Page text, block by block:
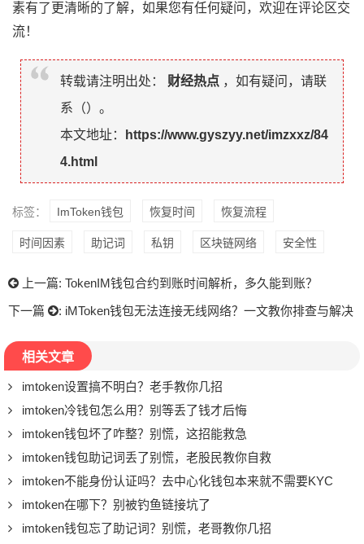
素有了更清晰的了解，如果您有任何疑问，欢迎在评论区交
流！
转载请注明出处： 财经热点 ，如有疑问，请联
系（）。
本文地址：
https://www.gyszyy.net/imzxxz/84
4.html
标签： ImToken钱包 恢复时间 恢复流程
时间因素 助记词 私钥 区块链网络 安全性
上一篇: TokenIM钱包合约到账时间解析，多久能到账？
下一篇
: iMToken钱包无法连接无线网络？一文教你排查与解决
相关文章
imtoken设置搞不明白？老手教你几招
imtoken冷钱包怎么用？别等丢了钱才后悔
imtoken钱包坏了咋整？别慌，这招能救急
imtoken钱包助记词丢了别慌，老股民教你自救
imtoken不能身份认证吗？去中心化钱包本来就不需要KYC
imtoken在哪下？别被钓鱼链接坑了
imtoken钱包忘了助记词？别慌，老哥教你几招